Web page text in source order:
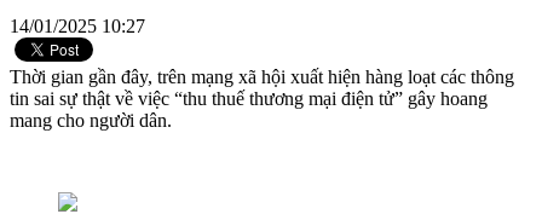
14/01/2025 10:27
Thời gian gần đây, trên mạng xã hội xuất hiện hàng loạt các thông
tin sai sự thật về việc “thu thuế thương mại điện tử” gây hoang
mang cho người dân.